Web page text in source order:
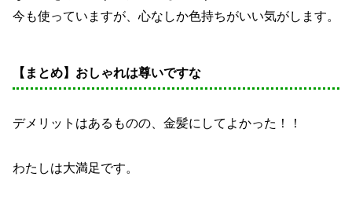
今も使っていますが、心なしか色持ちがいい気がします。
【まとめ】おしゃれは尊いですな
デメリットはあるものの、金髪にしてよかった！！
わたしは大満足です。